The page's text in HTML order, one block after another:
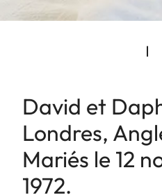
David et
Londres,
Mariés le 12
1972.